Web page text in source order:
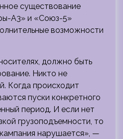
существование
А3» и «Союз-5»
возможности
должно быть
Никто не
Когда происходит
пуски конкретного
период. И если нет
грузоподъемности, то
нарушается», —